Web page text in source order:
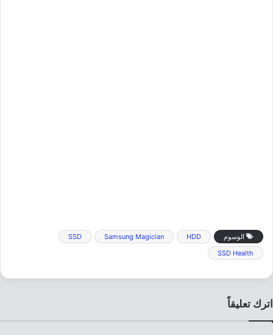
الوسوم HDD
Samsung Magician
SSD
SSD Health
اترك تعليقاً